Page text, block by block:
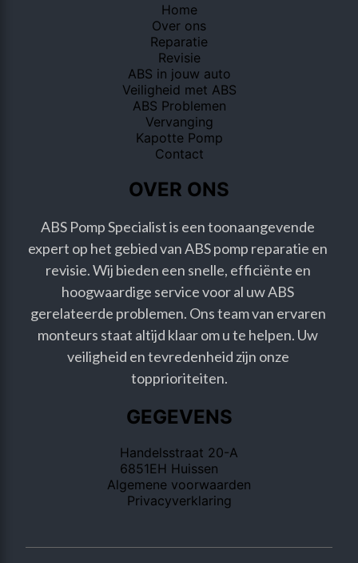
Home
Over ons
Reparatie
Revisie
ABS in jouw auto
Veiligheid met ABS
ABS Problemen
Vervanging
Kapotte Pomp
Contact
OVER ONS
ABS Pomp Specialist is een toonaangevende
expert op het gebied van ABS pomp reparatie en
revisie. Wij bieden een snelle, efficiënte en
hoogwaardige service voor al uw ABS
gerelateerde problemen. Ons team van ervaren
monteurs staat altijd klaar om u te helpen. Uw
veiligheid en tevredenheid zijn onze
topprioriteiten.
GEGEVENS
Handelsstraat 20-A
6851EH Huissen
Algemene voorwaarden
Privacyverklaring